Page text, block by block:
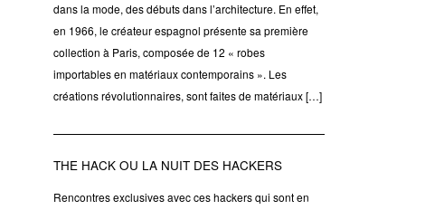
dans la mode, des débuts dans l’architecture. En effet,
en 1966, le créateur espagnol présente sa première
collection à Paris, composée de 12 « robes
importables en matériaux contemporains ». Les
créations révolutionnaires, sont faites de matériaux […]
THE HACK OU LA NUIT DES HACKERS
Rencontres exclusives avec ces hackers qui sont en